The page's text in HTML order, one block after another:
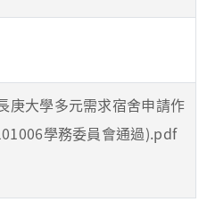
庚大學多元需求宿舍申請作
學務委員會通過).pdf